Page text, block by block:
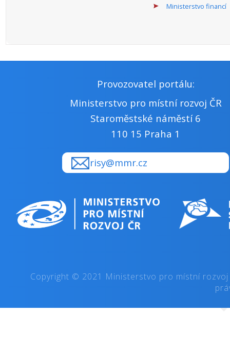
Ministerstvo financí
Provozovatel portálu:
Ministerstvo pro místní rozvoj ČR
Staroměstské náměstí 6
110 15 Praha 1
risy@mmr.cz
Copyright © 2021 Ministerstvo pro místní rozvoj